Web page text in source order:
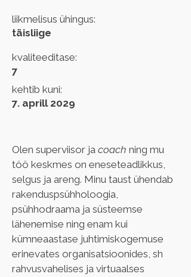
liikmelisus ühingus:
täisliige
kvaliteeditase:
7
kehtib kuni:
7. aprill 2029
Olen superviisor ja coach ning mu
töö keskmes on eneseteadlikkus,
selgus ja areng. Minu taust ühendab
rakenduspsühholoogia,
psühhodraama ja süsteemse
lähenemise ning enam kui
kümneaastase juhtimiskogemuse
erinevates organisatsioonides, sh
rahvusvahelises ja virtuaalses